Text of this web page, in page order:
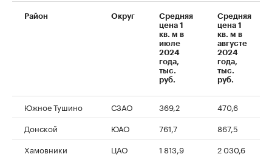
00:00
Район Округ
Средняя
цена 1
кв. м в
июле
2024
года,
тыс.
руб.
Средняя
цена 1
кв. м в
августе
2024
года,
тыс.
руб.
Южное Тушино СЗАО 369,2
470,6
Донской
ЮАО 761,7
867,5
Хамовники
ЦАО 1 813,9
2 030,6